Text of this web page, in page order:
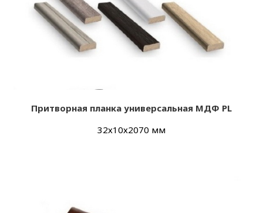
Притворная планка универсальная МДФ PL
32х10х2070 мм